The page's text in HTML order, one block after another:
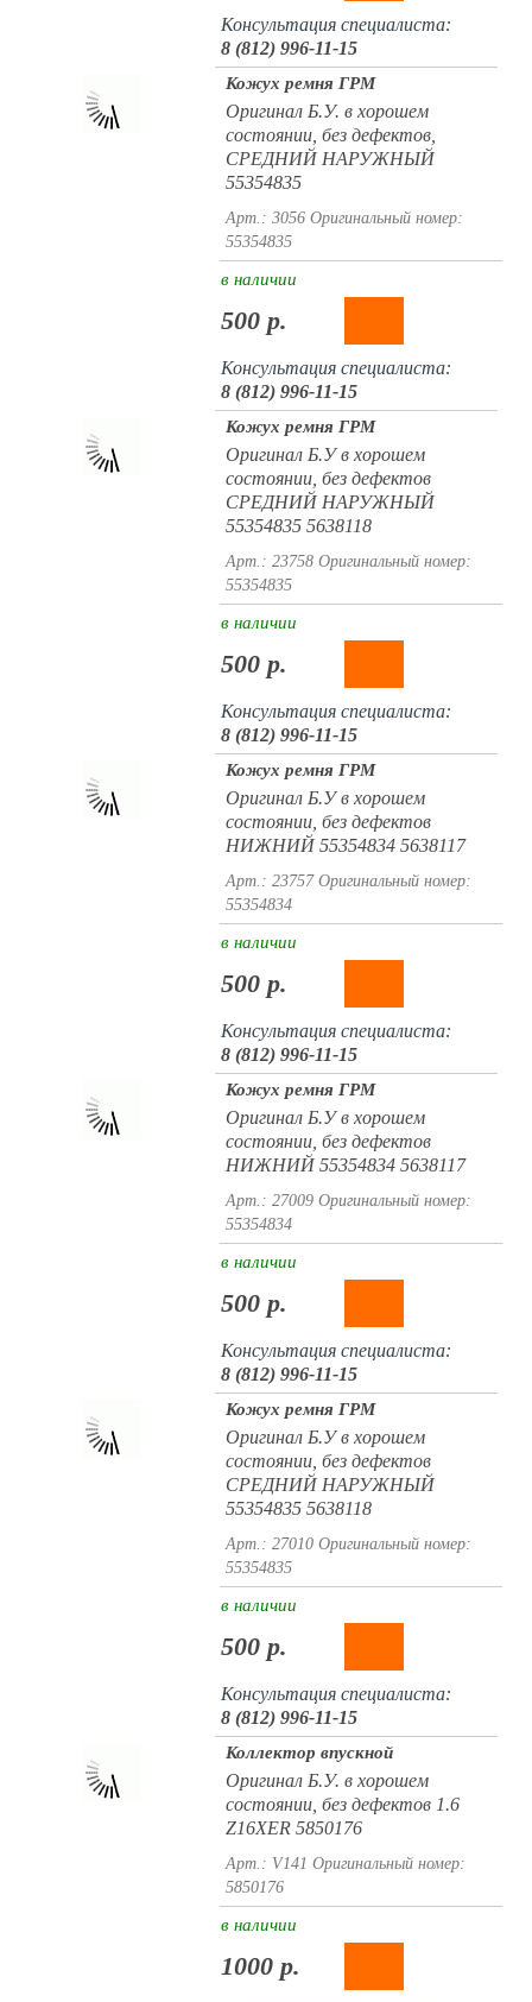
Консультация специалиста:
8 (812) 996-11-15
Кожух ремня ГРМ
Оригинал Б.У. в хорошем
состоянии, без дефектов,
СРЕДНИЙ НАРУЖНЫЙ
55354835
Арт.: 3056 Оригинальный номер:
55354835
в наличии
500 р.
Консультация специалиста:
8 (812) 996-11-15
Кожух ремня ГРМ
Оригинал Б.У в хорошем
состоянии, без дефектов
СРЕДНИЙ НАРУЖНЫЙ
55354835 5638118
Арт.: 23758 Оригинальный номер:
55354835
в наличии
500 р.
Консультация специалиста:
8 (812) 996-11-15
Кожух ремня ГРМ
Оригинал Б.У в хорошем
состоянии, без дефектов
НИЖНИЙ 55354834 5638117
Арт.: 23757 Оригинальный номер:
55354834
в наличии
500 р.
Консультация специалиста:
8 (812) 996-11-15
Кожух ремня ГРМ
Оригинал Б.У в хорошем
состоянии, без дефектов
НИЖНИЙ 55354834 5638117
Арт.: 27009 Оригинальный номер:
55354834
в наличии
500 р.
Консультация специалиста:
8 (812) 996-11-15
Кожух ремня ГРМ
Оригинал Б.У в хорошем
состоянии, без дефектов
СРЕДНИЙ НАРУЖНЫЙ
55354835 5638118
Арт.: 27010 Оригинальный номер:
55354835
в наличии
500 р.
Консультация специалиста:
8 (812) 996-11-15
Коллектор впускной
Оригинал Б.У. в хорошем
состоянии, без дефектов 1.6
Z16XER 5850176
Арт.: V141 Оригинальный номер:
5850176
в наличии
1000 р.